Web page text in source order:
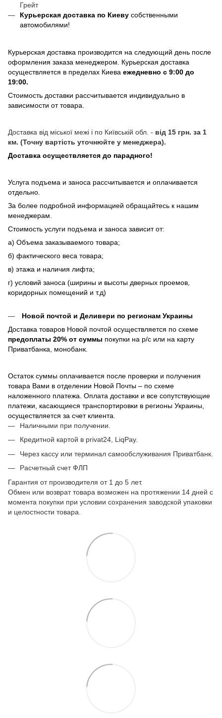
Грейт
Курьерская доставка по Киеву собственными
автомобилями!
Курьерская доставка производится на следующий день после
оформления заказа менеджером. Курьерская доставка
осуществляется в пределах Киева ежедневно с 9:00 до
19:00.
Стоимость доставки рассчитывается индивидуально в
зависимости от товара.
Доставка від міської межі і по Київській обл. - від 15 грн. за 1
км. (Точну вартість уточнюйте у менеджера).
Доставка осуществляется до парадного!
Услуга подъема и заноса рассчитывается и оплачивается
отдельно.
За более подробной информацией обращайтесь к нашим
менеджерам.
Стоимость услуги подъема и заноса зависит от:
а) Объема заказываемого товара;
б) фактического веса товара;
в) этажа и наличия лифта;
г) условий заноса (ширины и высоты дверных проемов,
коридорных помещений и т.д)
Новой почтой и Деливери по регионам Украины
Доставка товаров Новой почтой осуществляется по схеме
предоплаты 20% от суммы покупки на р/с или на карту
Приватбанка, монобанк.
Остаток суммы оплачивается после проверки и получения
товара Вами в отделении Новой Почты – по схеме
наложенного платежа. Оплата доставки и все сопутствующие
платежи, касающиеся транспортировки в регионы Украины,
осуществляется за счет клиента.
Наличными при получении.
Кредитной картой в privat24, LiqPay.
Через кассу или терминал самообслуживания Приватбанк.
Расчетный счет ФЛП
Гарантия от производителя от 1 до 5 лет.
Обмен или возврат товара возможен на протяжении 14 дней с
момента покупки при условии сохранения заводской упаковки
и целостности товара.